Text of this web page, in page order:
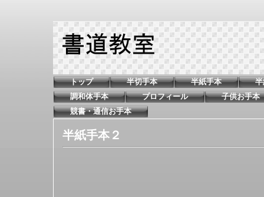
トップ 半切手本 半紙手本
調和体手本
プロフィール
子供お手本
競書・通信お手本
半紙手本２